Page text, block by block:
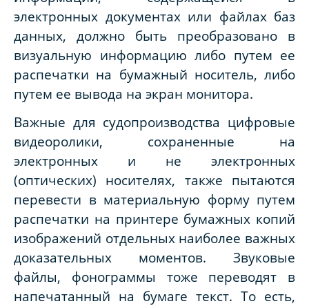
электронных документах или файлах баз
данных, должно быть преобразовано в
визуальную информацию либо путем ее
распечатки на бумажный носитель, либо
путем ее вывода на экран монитора.
Важные для судопроизводства цифровые
видеоролики, сохраненные на
электронных и не электронных
(оптических) носителях, также пытаются
перевести в материальную форму путем
распечатки на принтере бумажных копий
изображений отдельных наиболее важных
доказательных моментов. Звуковые
файлы, фонограммы тоже переводят в
напечатанный на бумаге текст. То есть,